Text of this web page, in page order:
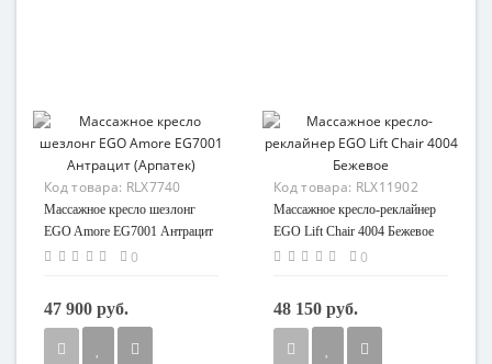
Код товара: RLX7740
Массажное кресло шезлонг
EGO Amore EG7001 Антрацит
(Арпатек)
0
47 900 руб.
Код товара: RLX11902
Массажное кресло-реклайнер
EGO Lift Chair 4004 Бежевое
0
48 150 руб.